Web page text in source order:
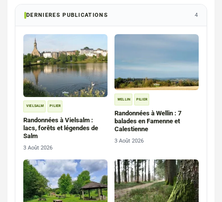
DERNIERES PUBLICATIONS 4
VIELSALM PILIER
Randonnées à Vielsalm :
lacs, forêts et légendes de
Salm
3 Août 2026
WELLIN PILIER
Randonnées à Wellin : 7
balades en Famenne et
Calestienne
3 Août 2026